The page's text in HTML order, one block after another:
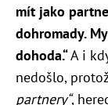
mít jako
dohromady.
dohoda.“A i
nedošlo,
partnery“,